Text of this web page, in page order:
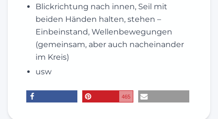
Blickrichtung nach innen, Seil mit
beiden Händen halten, stehen –
Einbeinstand, Wellenbewegungen
(gemeinsam, aber auch nacheinander
im Kreis)
usw
465